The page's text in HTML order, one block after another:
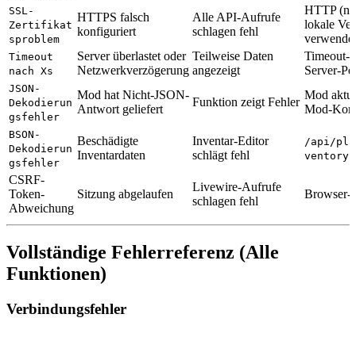
SSL-
Zertifikat
sproblem
HTTPS falsch
konfiguriert
Alle API-Aufrufe
schlagen fehl
HTTP
lokale
Timeout
nach Xs
Server überlastet oder
Netzwerkverzögerung
Teilweise Daten
angezeigt
Timeout-
Server-
JSON-
Dekodierun
gsfehler
Mod hat Nicht-JSON-
Antwort geliefert
Funktion zeigt Fehler
Mod
Mod-
BSON-
Dekodierun
gsfehler
Beschädigte
Inventardaten
Inventar-Editor
schlägt fehl
/api/
ventory
CSRF-
Token-
Abweichung
Sitzung abgelaufen
Livewire-Aufrufe
schlagen fehl
Browser-
Vollständige Fehlerreferenz (Alle
Funktionen)
Verbindungsfehler